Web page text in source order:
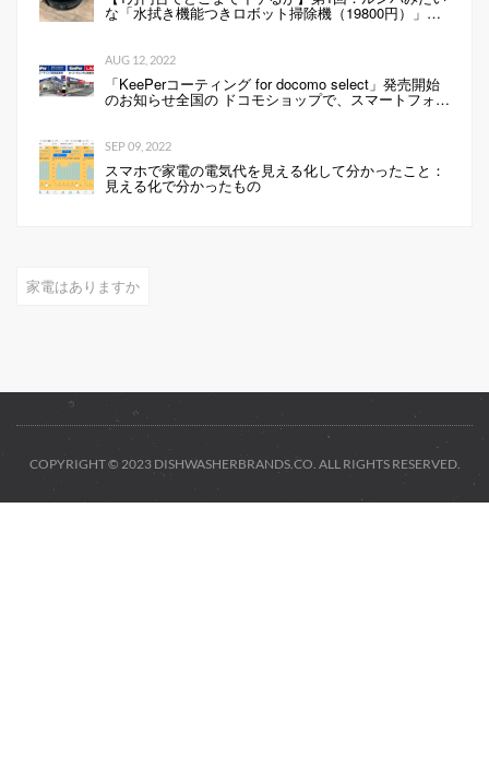
な「水拭き機能つきロボット掃除機（19800円）」の
AUG 12, 2022
「KeePerコーティング for docomo select」発売開始
のお知らせ全国の ドコモショップで、スマートフォン
SEP 09, 2022
スマホで家電の電気代を見える化して分かったこと：
見える化で分かったもの
家電はありますか
COPYRIGHT © 2023 DISHWASHERBRANDS.CO. ALL RIGHTS RESERVED.